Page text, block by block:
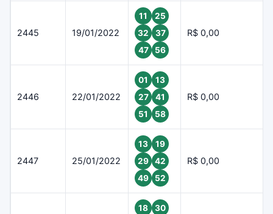
2445 19/01/2022
11
25
32
37
47
56
R$ 0,00
2446 22/01/2022
01
13
27
41
51
58
R$ 0,00
2447 25/01/2022
13
19
29
42
49
52
R$ 0,00
18
30